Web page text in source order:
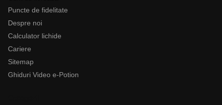
Puncte de fidelitate
Despre noi
Calculator lichide
Cariere
Sitemap
Ghiduri Video e-Potion